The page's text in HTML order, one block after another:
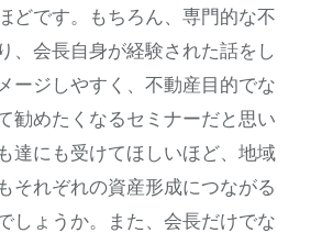
どです。もちろん、専門的な不
、会長自身が経験された話をし
ージしやすく、不動産目的でな
勧めたくなるセミナーだと思い
達にも受けてほしいほど、地域
それぞれの資産形成につながる
しょうか。また、会長だけでな